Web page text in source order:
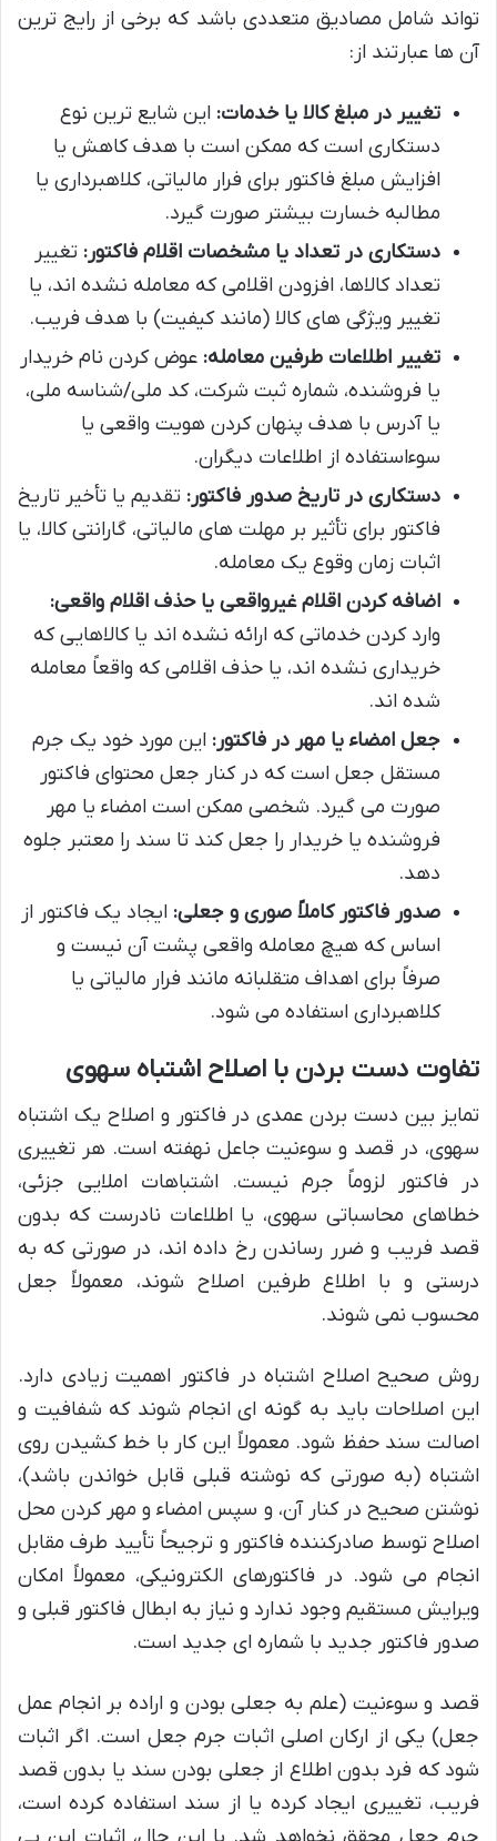
تواند شامل مصادیق متعددی باشد که برخی از رایج ترین
آن ها عبارتند از:
تغییر در مبلغ کالا یا خدمات: این شایع ترین نوع
دستکاری است که ممکن است با هدف کاهش یا
افزایش مبلغ فاکتور برای فرار مالیاتی، کلاهبرداری یا
مطالبه خسارت بیشتر صورت گیرد.
دستکاری در تعداد یا مشخصات اقلام فاکتور: تغییر
تعداد کالاها، افزودن اقلامی که معامله نشده اند، یا
تغییر ویژگی های کالا (مانند کیفیت) با هدف فریب.
تغییر اطلاعات طرفین معامله: عوض کردن نام خریدار
یا فروشنده، شماره ثبت شرکت، کد ملی/شناسه ملی،
یا آدرس با هدف پنهان کردن هویت واقعی یا
سوءاستفاده از اطلاعات دیگران.
دستکاری در تاریخ صدور فاکتور: تقدیم یا تأخیر تاریخ
فاکتور برای تأثیر بر مهلت های مالیاتی، گارانتی کالا، یا
اثبات زمان وقوع یک معامله.
اضافه کردن اقلام غیرواقعی یا حذف اقلام واقعی:
وارد کردن خدماتی که ارائه نشده اند یا کالاهایی که
خریداری نشده اند، یا حذف اقلامی که واقعاً معامله
شده اند.
جعل امضاء یا مهر در فاکتور: این مورد خود یک جرم
مستقل جعل است که در کنار جعل محتوای فاکتور
صورت می گیرد. شخصی ممکن است امضاء یا مهر
فروشنده یا خریدار را جعل کند تا سند را معتبر جلوه
دهد.
صدور فاکتور کاملاً صوری و جعلی: ایجاد یک فاکتور از
اساس که هیچ معامله واقعی پشت آن نیست و
صرفاً برای اهداف متقلبانه مانند فرار مالیاتی یا
کلاهبرداری استفاده می شود.
تفاوت دست بردن با اصلاح اشتباه سهوی
تمایز بین دست بردن عمدی در فاکتور و اصلاح یک اشتباه
سهوی، در قصد و سوءنیت جاعل نهفته است. هر تغییری
در فاکتور لزوماً جرم نیست. اشتباهات املایی جزئی،
خطاهای محاسباتی سهوی، یا اطلاعات نادرست که بدون
قصد فریب و ضرر رساندن رخ داده اند، در صورتی که به
درستی و با اطلاع طرفین اصلاح شوند، معمولاً جعل
محسوب نمی شوند.
روش صحیح اصلاح اشتباه در فاکتور اهمیت زیادی دارد.
این اصلاحات باید به گونه ای انجام شوند که شفافیت و
اصالت سند حفظ شود. معمولاً این کار با خط کشیدن روی
اشتباه (به صورتی که نوشته قبلی قابل خواندن باشد)،
نوشتن صحیح در کنار آن، و سپس امضاء و مهر کردن محل
اصلاح توسط صادرکننده فاکتور و ترجیحاً تأیید طرف مقابل
انجام می شود. در فاکتورهای الکترونیکی، معمولاً امکان
ویرایش مستقیم وجود ندارد و نیاز به ابطال فاکتور قبلی و
صدور فاکتور جدید با شماره ای جدید است.
قصد و سوءنیت (علم به جعلی بودن و اراده بر انجام عمل
جعل) یکی از ارکان اصلی اثبات جرم جعل است. اگر اثبات
شود که فرد بدون اطلاع از جعلی بودن سند یا بدون قصد
فریب، تغییری ایجاد کرده یا از سند استفاده کرده است،